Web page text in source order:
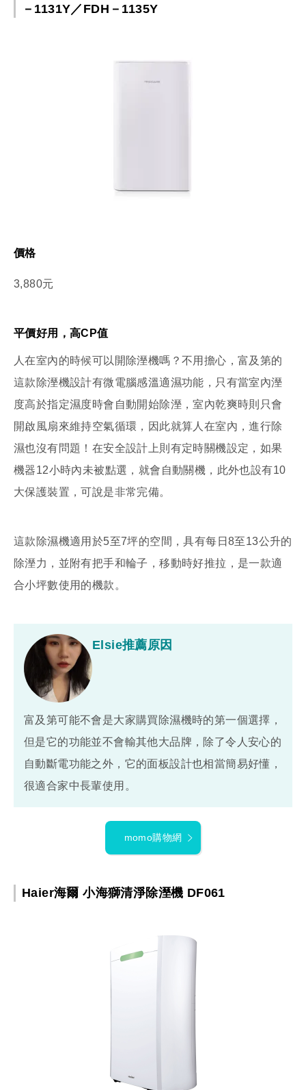
－1131Y／FDH－1135Y
價格
3,880元
平價好用，高CP值
人在室內的時候可以開除溼機嗎？不用擔心，富及第的
這款除溼機設計有微電腦感溫適濕功能，只有當室內溼
度高於指定濕度時會自動開始除溼，室內乾爽時則只會
開啟風扇來維持空氣循環，因此就算人在室內，進行除
濕也沒有問題！在安全設計上則有定時關機設定，如果
機器12小時內未被點選，就會自動關機，此外也設有10
大保護裝置，可說是非常完備。
這款除濕機適用於5至7坪的空間，具有每日8至13公升的
除溼力，並附有把手和輪子，移動時好推拉，是一款適
合小坪數使用的機款。
Elsie推薦原因
富及第可能不會是大家購買除濕機時的第一個選擇，
但是它的功能並不會輸其他大品牌，除了令人安心的
自動斷電功能之外，它的面板設計也相當簡易好懂，
很適合家中長輩使用。
momo購物網
Haier海爾 小海獅清淨除溼機 DF061